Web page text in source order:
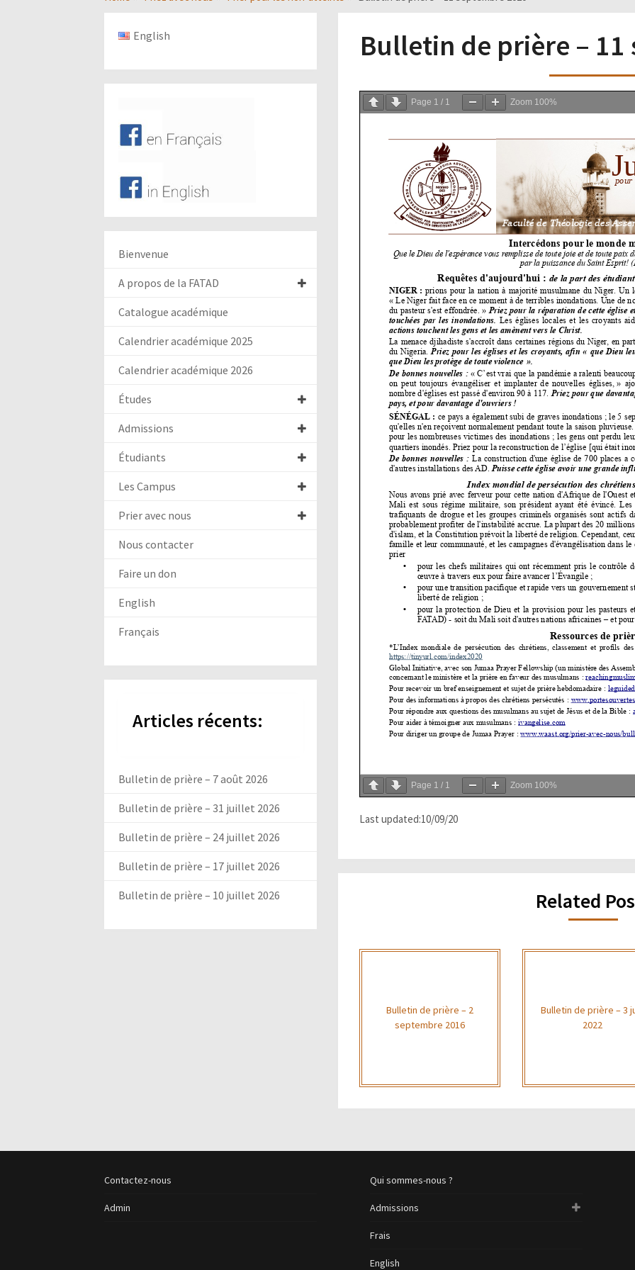
Bulletin de prière –
Page 1 / 1 Zoom 100%
Page 1 / 1 Zoom 100%
Last updated:10/09/20
Related
Bulletin de prière – 2
septembre 2016
Bulletin de prière – 3
2022
English
Bienvenue
A propos de la FATAD
Catalogue académique
Calendrier académique 2025
Calendrier académique 2026
Études
Admissions
Étudiants
Les Campus
Prier avec nous
Nous contacter
Faire un don
English
Français
Articles récents:
Bulletin de prière – 7 août 2026
Bulletin de prière – 31 juillet 2026
Bulletin de prière – 24 juillet 2026
Bulletin de prière – 17 juillet 2026
Bulletin de prière – 10 juillet 2026
Contactez-nous
Admin
Qui sommes-nous ?
Admissions
Frais
English